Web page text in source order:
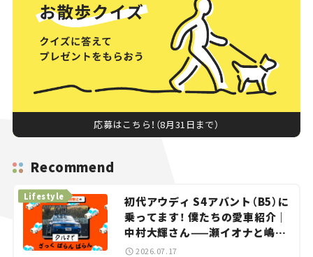
応募はこちら！（8月31日まで）
Recommend
初代アウディ S4アバント（B5）に
乗ってます！ 僕たちの愛車紹介｜
中村大輝さん——瀬イオナと嶋田
智之の「クルマでざっくばらんば
Lifestyle
2026.07.17